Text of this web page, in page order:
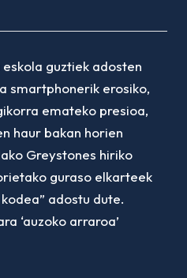
guztiek adosten
smartphonerik erosiko,
emateko presioa,
haur bakan horien
Greystones hiriko
guraso elkarteek
adostu dute.
‘auzoko arraroa’